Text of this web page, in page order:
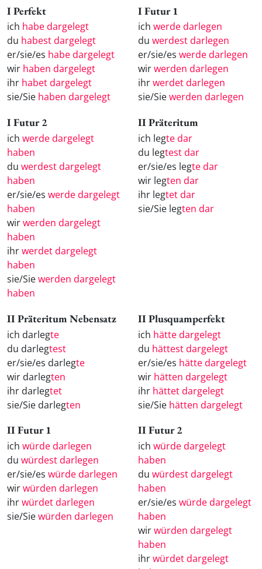
I Perfekt
ich habe dargelegt
du habest dargelegt
er/sie/es habe dargelegt
wir haben dargelegt
ihr habet dargelegt
sie/Sie haben dargelegt
I Futur 1
ich werde darlegen
du werdest darlegen
er/sie/es werde darlegen
wirwerden darlegen
ihrwerdet darlegen
sie/Siewerden darlegen
I Futur 2
ich werde dargelegt
haben
du werdest dargelegt
haben
er/sie/es werde dargelegt
haben
wirwerden dargelegt
haben
ihrwerdet dargelegt
haben
sie/Siewerden dargelegt
haben
II Präteritum
ich legte dar
du legtest dar
er/sie/es legte dar
wir legten dar
ihr legtet dar
sie/Sie legten dar
II Präteritum Nebensatz
ich darlegte
du darlegtest
er/sie/es darlegte
wir darlegten
ihr darlegtet
sie/Sie darlegten
II Plusquamperfekt
ich hätte dargelegt
du hättest dargelegt
er/sie/es hätte dargelegt
wir hätten dargelegt
ihr hättet dargelegt
sie/Sie hätten dargelegt
II Futur 1
ich würde darlegen
du würdest darlegen
er/sie/es würde darlegen
wirwürden darlegen
ihrwürdet darlegen
sie/Siewürden darlegen
II Futur 2
ich würde dargelegt
haben
du würdest dargelegt
haben
er/sie/es würde dargelegt
haben
wirwürden dargelegt
haben
ihrwürdet dargelegt